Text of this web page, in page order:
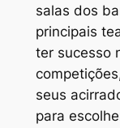
salas dos
principais
ter sucesso
seus
para